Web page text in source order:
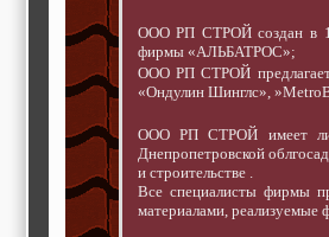
ООО РП СТРОЙ создан в
фирмы «АЛЬБАТРОС»;
ООО РП СТРОЙ предлагает
«Ондулин Шинглс»,
ООО РП СТРОЙ имеет
Днепропетровской
и строительстве .
Все специалисты фирмы
материалами, реализуемые